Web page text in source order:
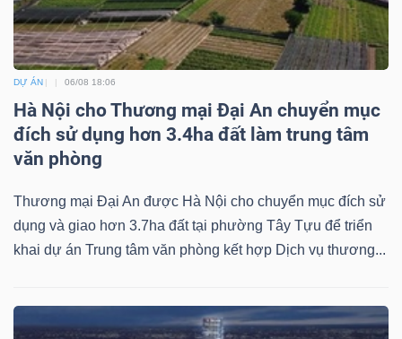
DỰ ÁN 06/08 18:06
Hà Nội cho Thương mại Đại An chuyển mục
đích sử dụng hơn 3.4ha đất làm trung tâm
văn phòng
Thương mại Đại An được Hà Nội cho chuyển mục đích sử
dụng và giao hơn 3.7ha đất tại phường Tây Tựu để triển
khai dự án Trung tâm văn phòng kết hợp Dịch vụ thương...
Dữ
liệu
tài